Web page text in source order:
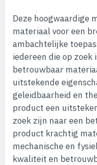
Deze hoogwaardige
materiaal voor een
ambachtelijke
iedereen die op
betrouwbaar
uitstekende
geleidbaarheid en
product een
zoek zijn naar een
product krachtig
mechanische en
kwaliteit en